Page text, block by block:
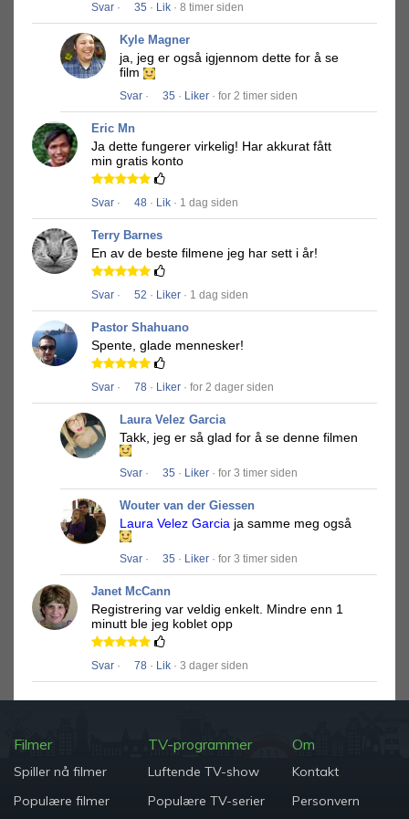
Svar · 35 · Lik · 8 timer siden
Kyle Magner
ja, jeg er også igjennom dette for å se
film
Svar · 35 · Liker · for 2 timer siden
Eric Mn
Ja dette fungerer virkelig! Har akkurat fått
min gratis konto
Svar · 48 · Lik · 1 dag siden
Terry Barnes
En av de beste filmene jeg har sett i år!
Svar · 52 · Liker · 1 dag siden
Pastor Shahuano
Spente, glade mennesker!
Svar · 78 · Liker · for 2 dager siden
Laura Velez Garcia
Takk, jeg er så glad for å se denne filmen
Svar · 35 · Liker · for 3 timer siden
Wouter van der Giessen
Laura Velez Garcia ja samme meg også
Svar · 35 · Liker · for 3 timer siden
Janet McCann
Registrering var veldig enkelt. Mindre enn 1
minutt ble jeg koblet opp
Svar · 78 · Lik · 3 dager siden
Filmer
Spiller nå filmer
Populære filmer
TV-programmer
Luftende TV-show
Populære TV-serier
Om
Kontakt
Personvern